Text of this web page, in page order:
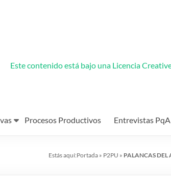
Este contenido está bajo una Licencia
Procesos Productivos Entrevistas PqA
Estás aquí:Portada » P2PU » PALANCAS DEL